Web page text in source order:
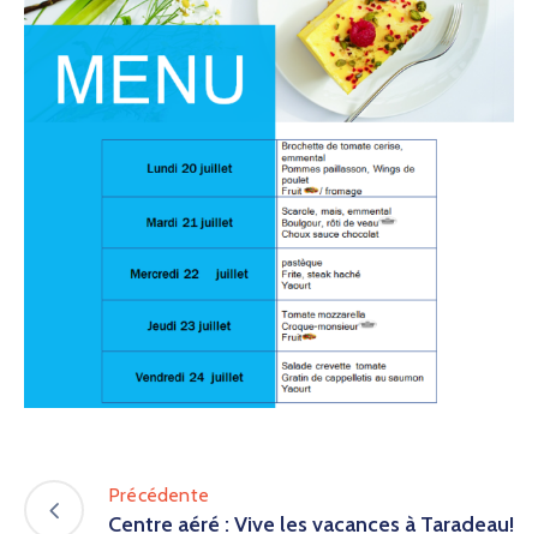
Précédente
Centre aéré : Vive les vacances à Taradeau!